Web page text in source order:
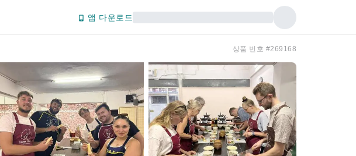
앱 다운로드
상품 번호 #269168